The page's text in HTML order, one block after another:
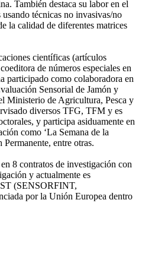
También destaca su labor en el
técnicas no invasivas/no
la calidad de diferentes matrices
científicas (artículos
de números especiales en
participado como colaboradora en
Sensorial de Jamón y
Ministerio de Agricultura, Pesca y
diversos TFG, TFM y es
y participa asiduamente en
como ‘La Semana de la
entre otras.
8 contratos de investigación con
y actualmente es
(SENSORFINT,
por la Unión Europea dentro